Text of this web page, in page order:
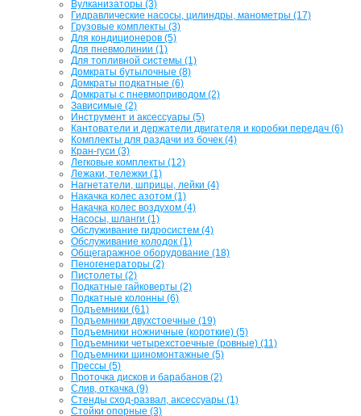
Вулканизаторы (3)
Гидравлические насосы, цилиндры, манометры (17)
Грузовые комплекты (3)
Для кондиционеров (5)
Для пневмолинии (1)
Для топливной системы (1)
Домкраты бутылочные (8)
Домкраты подкатные (6)
Домкраты с пневмоприводом (2)
Зависимые (2)
Инструмент и аксессуары (5)
Кантователи и держатели двигателя и коробки передач (6)
Комплекты для раздачи из бочек (4)
Кран-гуси (3)
Легковые комплекты (12)
Лежаки, тележки (1)
Нагнетатели, шприцы, лейки (4)
Накачка колес азотом (1)
Накачка колес воздухом (4)
Насосы, шланги (1)
Обслуживание гидросистем (4)
Обслуживание колодок (1)
Общегаражное оборудование (18)
Пеногенераторы (2)
Пистолеты (2)
Подкатные гайковерты (2)
Подкатные колонны (6)
Подъемники (61)
Подъемники двухстоечные (19)
Подъемники ножничные (короткие) (5)
Подъемники четырехстоечные (ровные) (11)
Подъемники шиномонтажные (5)
Прессы (5)
Проточка дисков и барабанов (2)
Слив, откачка (9)
Стенды сход-развал, аксессуары (1)
Стойки опорные (3)